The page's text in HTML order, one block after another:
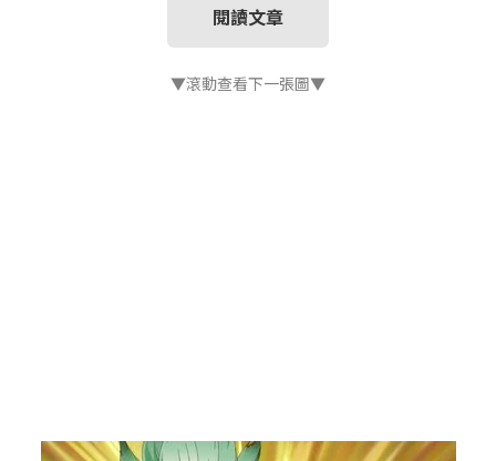
閱讀文章
▼滾動查看下一張圖▼